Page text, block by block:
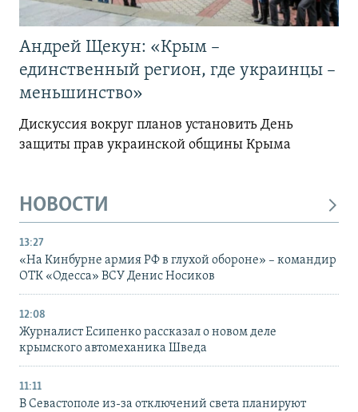
Андрей Щекун: «Крым –
единственный регион, где украинцы –
меньшинство»
Дискуссия вокруг планов установить День
защиты прав украинской общины Крыма
НОВОСТИ
13:27
«На Кинбурне армия РФ в глухой обороне» – командир
ОТК «Одесса» ВСУ Денис Носиков
12:08
Журналист Есипенко рассказал о новом деле
крымского автомеханика Шведа
11:11
В Севастополе из-за отключений света планируют